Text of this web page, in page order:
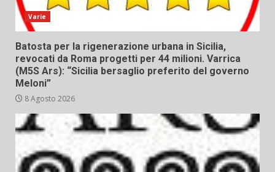
Varie
Batosta per la rigenerazione urbana in Sicilia,
revocati da Roma progetti per 44 milioni. Varrica
(M5S Ars): “Sicilia bersaglio preferito del governo
Meloni”
8 Agosto 2026